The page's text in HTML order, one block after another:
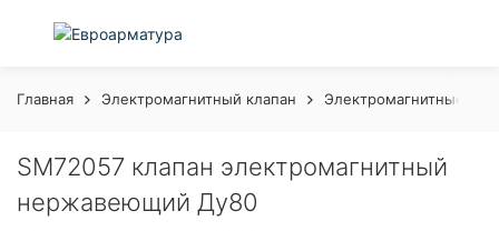
Главная Электромагнитный клапан Электромагнитные
SM72057 клапан электромагнитный
нержавеющий Ду80